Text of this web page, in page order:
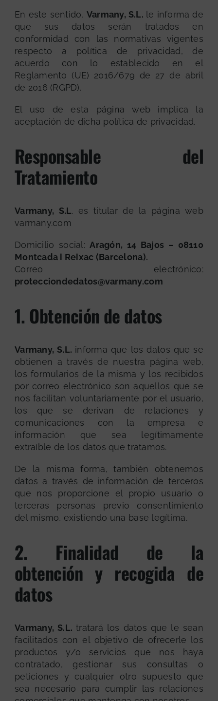
En este sentido, Varmany, S.L. le informa de
que sus datos serán tratados en
conformidad con las normativas vigentes
respecto a política de privacidad, de
acuerdo con lo establecido en el
Reglamento (UE) 2016/679 de 27 de abril
de 2016 (RGPD).
El uso de esta página web implica la
aceptación de dicha política de privacidad.
Responsable del
Tratamiento
Varmany, S.L. es titular de la página web
varmany.com
Domicilio social:Aragón, 14 Bajos – 08110
Montcada i Reixac (Barcelona).
Correo electrónico:
protecciondedatos@varmany.com
1. Obtención de datos
Varmany, S.L. informa que los datos que se
obtienen a través de nuestra página web,
los formularios de la misma y los recibidos
por correo electrónico son aquellos que se
nos facilitan voluntariamente por el usuario,
los que se derivan de relaciones y
comunicaciones con la empresa e
información que sea legítimamente
extraíble de los datos que tratamos.
De la misma forma, también obtenemos
datos a través de información de terceros
que nos proporcione el propio usuario o
terceras personas previo consentimiento
del mismo, existiendo una base legítima.
2. Finalidad de la
obtención y recogida de
datos
Varmany, S.L.tratará los datos que le sean
facilitados con el objetivo de ofrecerle los
productos y/o servicios que nos haya
contratado, gestionar sus consultas o
peticiones y cualquier otro supuesto que
sea necesario para cumplir las relaciones